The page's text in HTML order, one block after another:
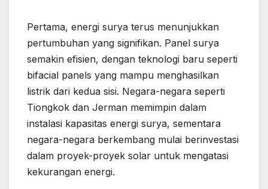
Pertama, energi surya terus menunjukkan
pertumbuhan yang signifikan. Panel surya
semakin efisien, dengan teknologi baru seperti
bifacial panels yang mampu menghasilkan
listrik dari kedua sisi. Negara-negara seperti
Tiongkok dan Jerman memimpin dalam
instalasi kapasitas energi surya, sementara
negara-negara berkembang mulai berinvestasi
dalam proyek-proyek solar untuk mengatasi
kekurangan energi.